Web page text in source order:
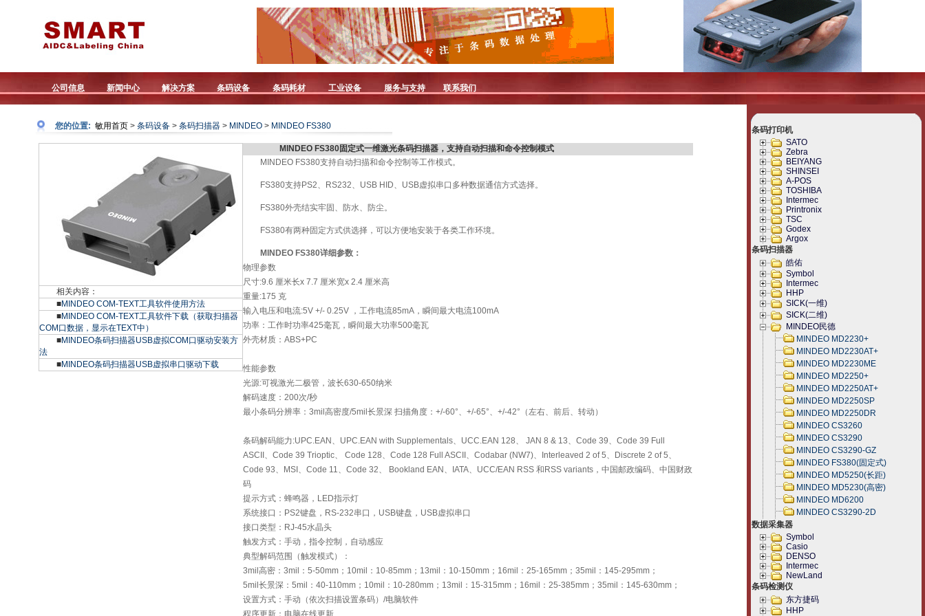
公司信息 新闻中心 解决方案 条码设备 条码耗材 工业设备 服务与支持 联系我们
您的位置: 敏用首页 > 条码设备 > 条码扫描器 > MINDEO > MINDEO FS380
条码打印机
SATO
Zebra
BEIYANG
SHINSEI
A-POS
TOSHIBA
Intermec
Printronix
TSC
Godex
Argox
条码扫描器
皓佑
Symbol
Intermec
HHP
SICK(一维)
SICK(二维)
MINDEO民德
MINDEO MD2230+
MINDEO MD2230AT+
MINDEO MD2230ME
MINDEO MD2250+
MINDEO MD2250AT+
MINDEO MD2250SP
MINDEO MD2250DR
MINDEO CS3260
MINDEO CS3290
MINDEO CS3290-GZ
MINDEO FS380(固定式)
MINDEO MD5250(长距)
MINDEO MD5230(高密)
MINDEO MD6200
MINDEO CS3290-2D
数据采集器
Symbol
Casio
DENSO
Intermec
NewLand
条码检测仪
东方捷码
HHP
相关内容：
■MINDEO COM-TEXT工具软件使用方法
■MINDEO COM-TEXT工具软件下载（获取扫描器
COM口数据，显示在TEXT中）
■MINDEO条码扫描器USB虚拟COM口驱动安装方
法
■MINDEO条码扫描器USB虚拟串口驱动下载
MINDEO FS380固定式一维激光条码扫描器，支持自动扫描和命令控制模式
MINDEO FS380支持自动扫描和命令控制等工作模式。
FS380支持PS2、RS232、USB HID、USB虚拟串口多种数据通信方式选择。
FS380外壳结实牢固、防水、防尘。
FS380有两种固定方式供选择，可以方便地安装于各类工作环境。
MINDEO FS380详细参数：
物理参数
尺寸:9.6 厘米长x 7.7 厘米宽x 2.4 厘米高
重量:175 克
输入电压和电流:5V +/- 0.25V ，工作电流85mA，瞬间最大电流100mA
功率：工作时功率425毫瓦，瞬间最大功率500毫瓦
外壳材质：ABS+PC
性能参数
光源:可视激光二极管，波长630-650纳米
解码速度：200次/秒
最小条码分辨率：3mil高密度/5mil长景深 扫描角度：+/-60°、+/-65°、+/-42°（左右、前后、转动）
条码解码能力:UPC.EAN、UPC.EAN with Supplementals、UCC.EAN 128、 JAN 8 & 13、Code 39、Code 39 Full
ASCII、Code 39 Trioptic、 Code 128、Code 128 Full ASCII、Codabar (NW7)、Interleaved 2 of 5、Discrete 2 of 5、
Code 93、MSI、Code 11、Code 32、 Bookland EAN、IATA、UCC/EAN RSS 和RSS variants，中国邮政编码、中国财政
码
提示方式：蜂鸣器，LED指示灯
系统接口：PS2键盘，RS-232串口，USB键盘，USB虚拟串口
接口类型：RJ-45水晶头
触发方式：手动，指令控制，自动感应
典型解码范围（触发模式）：
3mil高密：3mil：5-50mm；10mil：10-85mm；13mil：10-150mm；16mil：25-165mm；35mil：145-295mm；
5mil长景深：5mil：40-110mm；10mil：10-280mm；13mil：15-315mm；16mil：25-385mm；35mil：145-630mm；
设置方式：手动（依次扫描设置条码）/电脑软件
程序更新：电脑在线更新